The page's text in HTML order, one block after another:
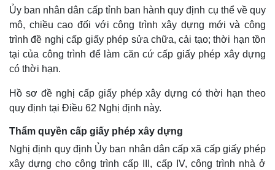
Ủy ban nhân dân cấp tỉnh ban hành quy định cụ thể về quy
mô, chiều cao đối với công trình xây dựng mới và công
trình đề nghị cấp giấy phép sửa chữa, cải tạo; thời hạn tồn
tại của công trình để làm căn cứ cấp giấy phép xây dựng
có thời hạn.
Hồ sơ đề nghị cấp giấy phép xây dựng có thời hạn theo
quy định tại Điều 62 Nghị định này.
Thẩm quyền cấp giấy phép xây dựng
Nghị định quy định Ủy ban nhân dân cấp xã cấp giấy phép
xây dựng cho công trình cấp III, cấp IV, công trình nhà ở